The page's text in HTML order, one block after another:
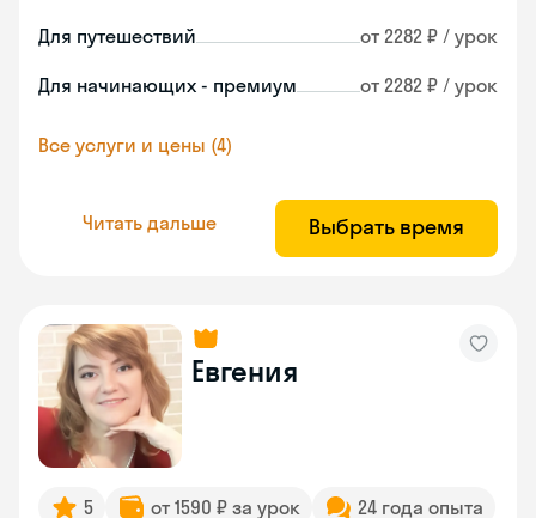
Для путешествий от 2282 ₽ / урок
Для начинающих - премиум от 2282 ₽ / урок
Все услуги и цены (4)
Читать дальше Выбрать время
Евгения
5 от 1590 ₽ за урок 24 года опыта